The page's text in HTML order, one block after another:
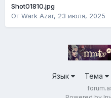
Shot01810.jpg
ОтWark Azar, 23 июля, 2025
Язык Тема